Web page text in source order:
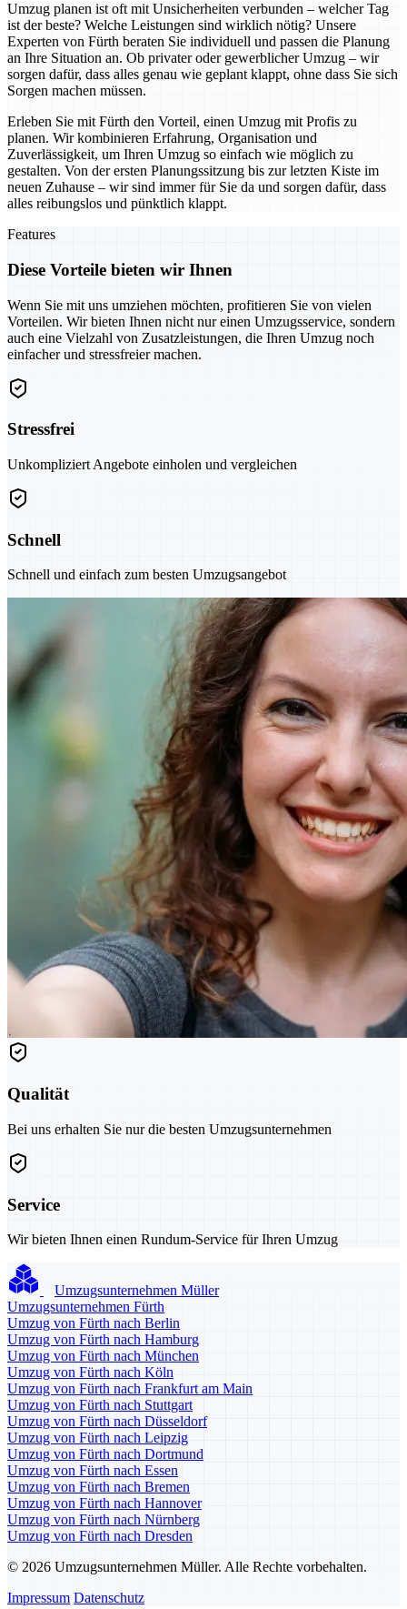
Umzug planen ist oft mit Unsicherheiten verbunden – welcher Tag
ist der beste? Welche Leistungen sind wirklich nötig? Unsere
Experten von Fürth beraten Sie individuell und passen die Planung
an Ihre Situation an. Ob privater oder gewerblicher Umzug – wir
sorgen dafür, dass alles genau wie geplant klappt, ohne dass Sie sich
Sorgen machen müssen.
Erleben Sie mit Fürth den Vorteil, einen Umzug mit Profis zu
planen. Wir kombinieren Erfahrung, Organisation und
Zuverlässigkeit, um Ihren Umzug so einfach wie möglich zu
gestalten. Von der ersten Planungssitzung bis zur letzten Kiste im
neuen Zuhause – wir sind immer für Sie da und sorgen dafür, dass
alles reibungslos und pünktlich klappt.
Features
Diese Vorteile bieten wir Ihnen
Wenn Sie mit uns umziehen möchten, profitieren Sie von vielen
Vorteilen. Wir bieten Ihnen nicht nur einen Umzugsservice, sondern
auch eine Vielzahl von Zusatzleistungen, die Ihren Umzug noch
einfacher und stressfreier machen.
Stressfrei
Unkompliziert Angebote einholen und vergleichen
Schnell
Schnell und einfach zum besten Umzugsangebot
Qualität
Bei uns erhalten Sie nur die besten Umzugsunternehmen
Service
Wir bieten Ihnen einen Rundum-Service für Ihren Umzug
Umzugsunternehmen Müller
Umzugsunternehmen Fürth
Umzug von Fürth nach Berlin
Umzug von Fürth nach Hamburg
Umzug von Fürth nach München
Umzug von Fürth nach Köln
Umzug von Fürth nach Frankfurt am Main
Umzug von Fürth nach Stuttgart
Umzug von Fürth nach Düsseldorf
Umzug von Fürth nach Leipzig
Umzug von Fürth nach Dortmund
Umzug von Fürth nach Essen
Umzug von Fürth nach Bremen
Umzug von Fürth nach Hannover
Umzug von Fürth nach Nürnberg
Umzug von Fürth nach Dresden
© 2026 Umzugsunternehmen Müller. Alle Rechte vorbehalten.
Impressum Datenschutz